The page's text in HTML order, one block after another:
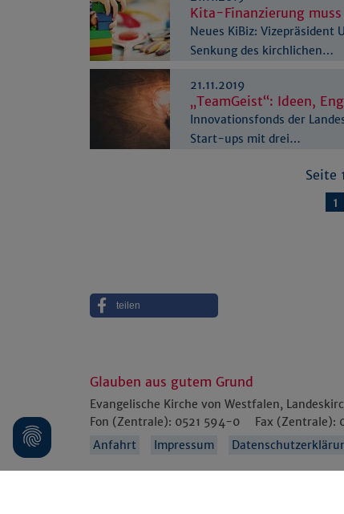
Kita-Finanzierung
Neues KiBiz: Vizepräsident
Senkung des kirchlichen…
21.11.2019
„TeamGeist“: Ideen,
Innovationsfonds der
Start-ups mit drei…
Seite
1
teilen
Glauben aus gutem Grund
Evangelische Kirche von Westfalen,
Fon (Zentrale): 0521 594-0 Fax (Zentrale):
Anfahrt
Impressum